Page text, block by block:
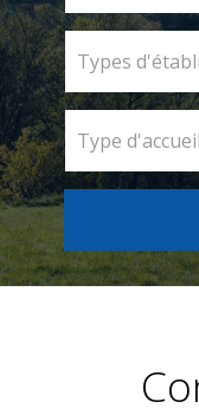
Types
Type d'accueil